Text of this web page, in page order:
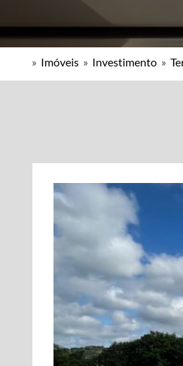
» Imóveis » Investimento »